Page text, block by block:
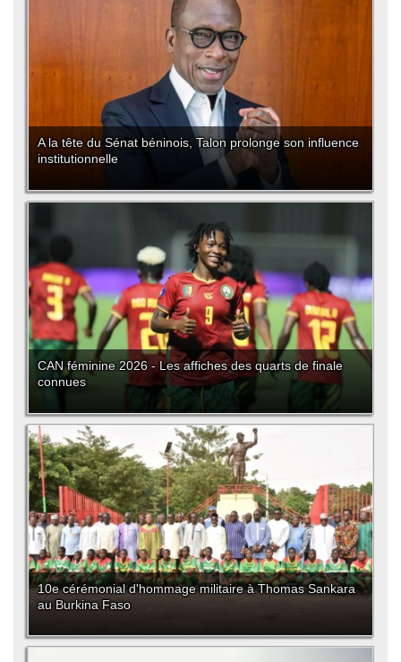
A la tête du Sénat béninois, Talon prolonge son influence
institutionnelle
CAN féminine 2026 - Les affiches des quarts de finale
connues
10e cérémonial d'hommage militaire à Thomas Sankara
au Burkina Faso